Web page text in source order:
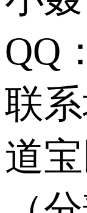
QQ：
联
道